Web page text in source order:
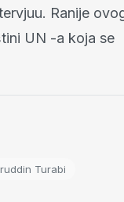
Ranije
UN -a koja se
Turabi